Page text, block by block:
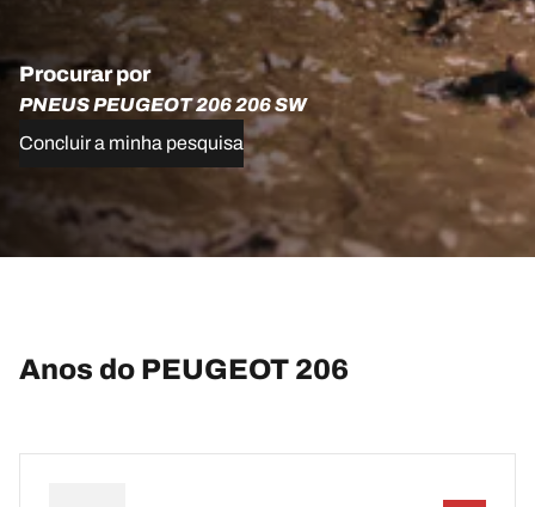
Procurar por
PNEUS PEUGEOT 206 206 SW
Concluir a minha pesquisa
Anos do PEUGEOT 206